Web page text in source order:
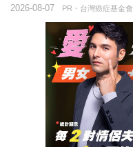
PR・台灣癌症基金會
2026-08-07